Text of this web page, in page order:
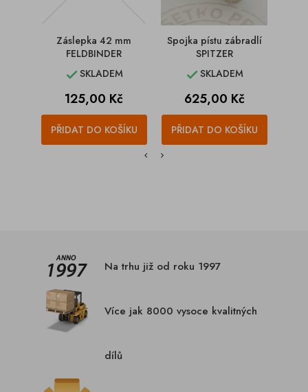
Záslepka 42 mm
FELDBINDER
SKLADEM
Cena
125,00 Kč
PŘIDAT DO KOŠÍKU
Spojka pístu zábradlí
SPITZER
SKLADEM
Cena
625,00 Kč
PŘIDAT DO KOŠÍKU
Na trhu již od roku 1997
Více jak 8000 vysoce kvalitných
dílů